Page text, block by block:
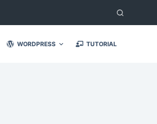
WORDPRESS TUTORIAL